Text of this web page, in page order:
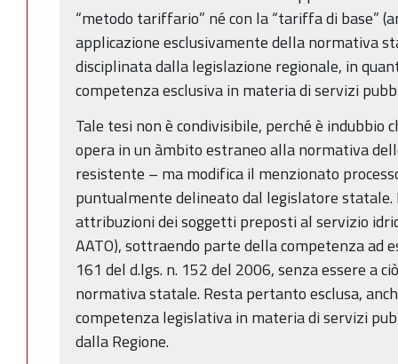
“metodo tariffario” né con la “tariffa di base”
applicazione esclusivamente della normativa
disciplinata dalla legislazione regionale, in
competenza esclusiva in materia di servizi
Tale tesi non è condivisibile, perché è indubbio
opera in un àmbito estraneo alla normativa
resistente – ma modifica il menzionato
puntualmente delineato dal legislatore statale.
attribuzioni dei soggetti preposti al servizio
AATO), sottraendo parte della competenza ad
161 del d.lgs. n. 152 del 2006, senza essere a
normativa statale. Resta pertanto esclusa,
competenza legislativa in materia di servizi
dalla Regione.